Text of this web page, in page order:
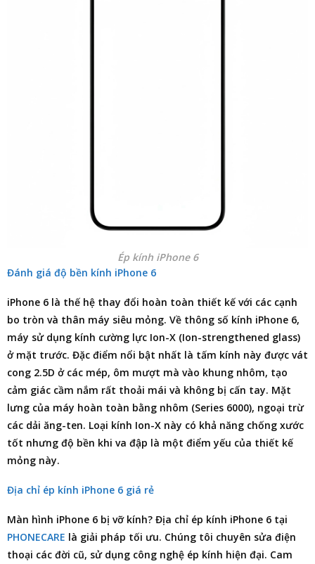
Ép kính iPhone 6
Đánh giá độ bền kính iPhone 6
iPhone 6 là thế hệ thay đổi hoàn toàn thiết kế với các cạnh
bo tròn và thân máy siêu mỏng. Về thông số kính iPhone 6,
máy sử dụng kính cường lực Ion-X (Ion-strengthened glass)
ở mặt trước. Đặc điểm nổi bật nhất là tấm kính này được vát
cong 2.5D ở các mép, ôm mượt mà vào khung nhôm, tạo
cảm giác cầm nắm rất thoải mái và không bị cấn tay. Mặt
lưng của máy hoàn toàn bằng nhôm (Series 6000), ngoại trừ
các dải ăng-ten. Loại kính Ion-X này có khả năng chống xước
tốt nhưng độ bền khi va đập là một điểm yếu của thiết kế
mỏng này.
Địa chỉ ép kính iPhone 6 giá rẻ
Màn hình iPhone 6 bị vỡ kính? Địa chỉ ép kính iPhone 6 tại
PHONECARE là giải pháp tối ưu. Chúng tôi chuyên sửa điện
thoại các đời cũ, sử dụng công nghệ ép kính hiện đại. Cam